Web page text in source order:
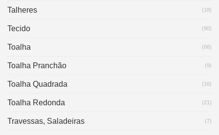
Talheres (18)
Tecido (90)
Toalha (66)
Toalha Pranchão (9)
Toalha Quadrada (16)
Toalha Redonda (21)
Travessas, Saladeiras (7)